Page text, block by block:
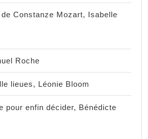
Constanze Mozart, Isabelle
Roche
lieues, Léonie Bloom
pour enfin décider, Bénédicte